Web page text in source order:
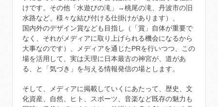
けです。その他「水遊びの滝」→桃尾の滝、丹波市の旧
水路など、様々な結び付ける仕掛けがあります）、
国内外のデザイン賞なども目指し（「賞」自体が重要で
なく、それがメディアに取り上げられる機会になるから
大事なのです）、メディアを通じたPRを行いつつ、この
場を活用して、実は天理に日本最古の神宮が、道があ
る、と「気づき」を与える情報発信の場とします。
そして、メディアに掲載していくにあたって、歴史、文
化資産、自然、ヒト、スポーツ、音楽など既存の魅力も